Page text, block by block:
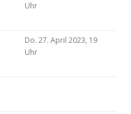
Uhr
Do. 27. April 2023, 19
Uhr